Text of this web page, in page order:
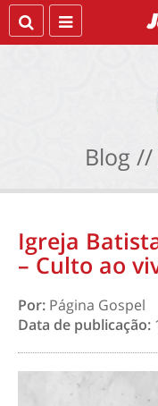
Blog //
Igreja
– Culto ao
Por: Página Gospel
Data de publicação: